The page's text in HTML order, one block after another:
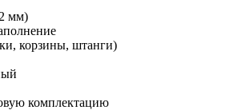
мм)
корзины, штанги)
комплектацию